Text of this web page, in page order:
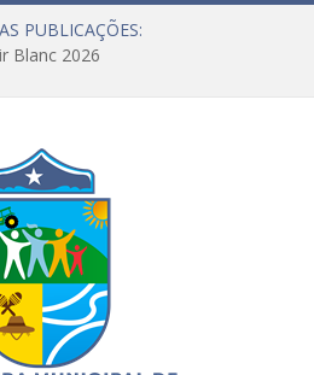
PUBLICAÇÕES:
Blanc 2026